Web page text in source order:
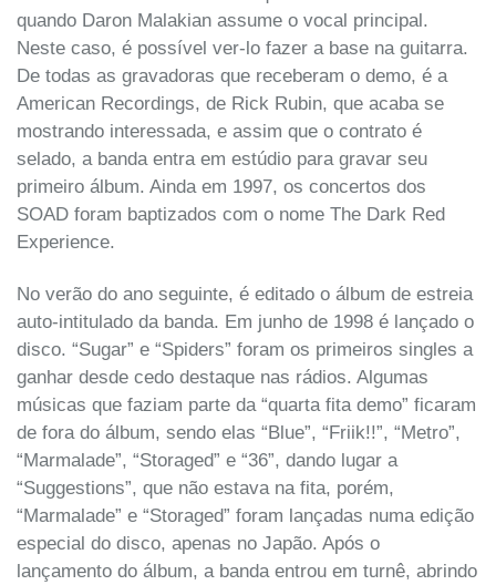
quando Daron Malakian assume o vocal principal.
Neste caso, é possível ver-lo fazer a base na guitarra.
De todas as gravadoras que receberam o demo, é a
American Recordings, de Rick Rubin, que acaba se
mostrando interessada, e assim que o contrato é
selado, a banda entra em estúdio para gravar seu
primeiro álbum. Ainda em 1997, os concertos dos
SOAD foram baptizados com o nome The Dark Red
Experience.
No verão do ano seguinte, é editado o álbum de estreia
auto-intitulado da banda. Em junho de 1998 é lançado o
disco. “Sugar” e “Spiders” foram os primeiros singles a
ganhar desde cedo destaque nas rádios. Algumas
músicas que faziam parte da “quarta fita demo” ficaram
de fora do álbum, sendo elas “Blue”, “Friik!!”, “Metro”,
“Marmalade”, “Storaged” e “36”, dando lugar a
“Suggestions”, que não estava na fita, porém,
“Marmalade” e “Storaged” foram lançadas numa edição
especial do disco, apenas no Japão. Após o
lançamento do álbum, a banda entrou em turnê, abrindo